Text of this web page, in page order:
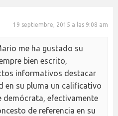
19 septiembre, 2015 a las 9:08 am
me ha gustado su
bien escrito,
informativos destacar
en su pluma un calificativo
demócrata, efectivamente
de referencia en su